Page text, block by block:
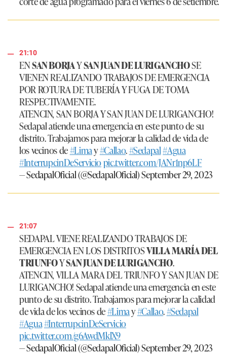
21:10
ENSAN BORJAYSAN JUAN DE LURIGANCHOSE
VIENEN REALIZANDO TRABAJOS DE EMERGENCIA
POR ROTURA DE TUBERÍA Y FUGA DE TOMA
RESPECTIVAMENTE.
ATENCIN, SAN BORJA Y SAN JUAN DE LURIGANCHO!
Sedapal atiende una emergencia en este punto de su
distrito. Trabajamos para mejorar la calidad de vida de
los vecinos de#Limay#Callao.#Sedapal#Agua
#InterrupcinDeServiciopic.twitter.com/JANr1np6LF
— SedapalOficial (@SedapalOficial)September 29, 2023
21:07
SEDAPAL VIENE REALIZANDO TRABAJOS DE
EMERGENCIA EN LOS DISTRITOSVILLA MARÍA DEL
TRIUNFOYSAN JUAN DE LURIGANCHO.
ATENCIN, VILLA MARA DEL TRIUNFO Y SAN JUAN DE
LURIGANCHO! Sedapal atiende una emergencia en este
punto de su distrito. Trabajamos para mejorar la calidad
de vida de los vecinos de#Limay#Callao.#Sedapal
#Agua#InterrupcinDeServicio
pic.twitter.com/g6AwdMklX9
— SedapalOficial (@SedapalOficial)September 29, 2023